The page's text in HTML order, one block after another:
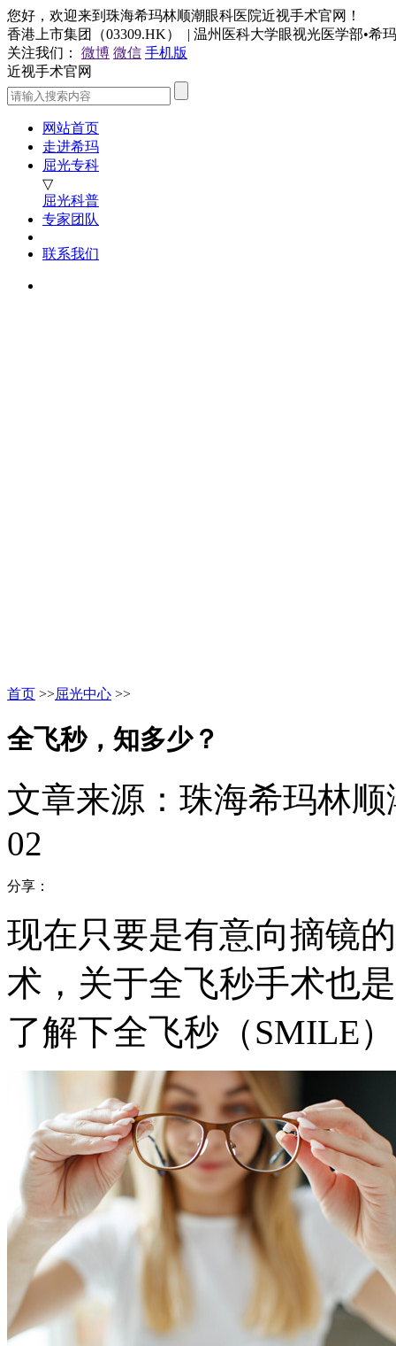
您好，欢迎来到珠海希玛林顺潮眼科医院近视手术官网！
香港上市集团（03309.HK） | 温州医科大学眼视光医学部•希
关注我们：
微博 微信 手机版
近视手术官网
网站首页
走进希玛
屈光专科
▽
屈光科普
专家团队
联系我们
首页 >>屈光中心 >>
全飞秒，知多少？
文章来源：珠海希玛林
02
分享：
现在只要是有意向摘镜
术，关于全飞秒手术也
了解下全飞秒（SMILE